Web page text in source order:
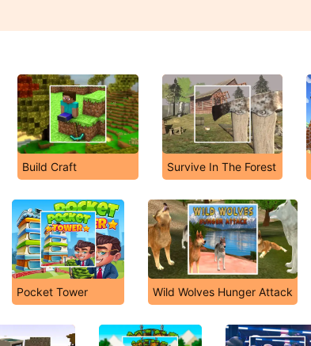
Build Craft Survive In The Forest
Pocket Tower Wild Wolves Hunger Attack